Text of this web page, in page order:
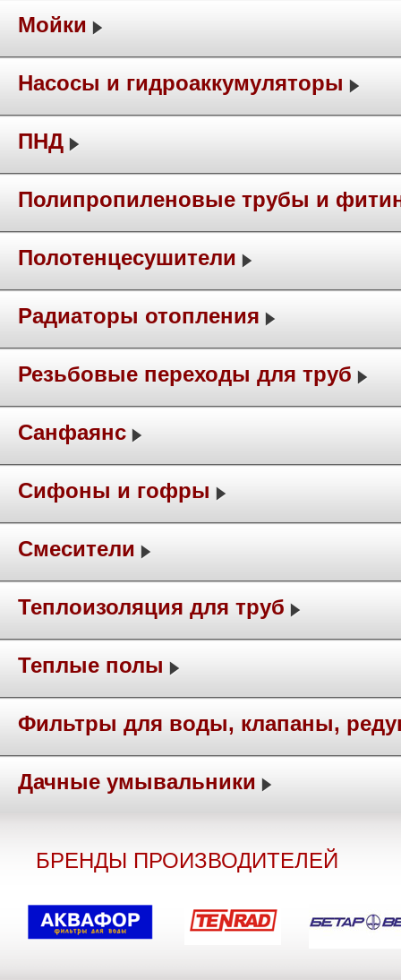
Мойки
Насосы и гидроаккумуляторы
ПНД
Полипропиленовые трубы и
Полотенцесушители
Радиаторы отопления
Резьбовые переходы для труб
Санфаянс
Сифоны и гофры
Смесители
Теплоизоляция для труб
Теплые полы
Фильтры для воды, клапаны,
Дачные умывальники
БРЕНДЫ ПРОИЗВОДИТЕЛЕЙ